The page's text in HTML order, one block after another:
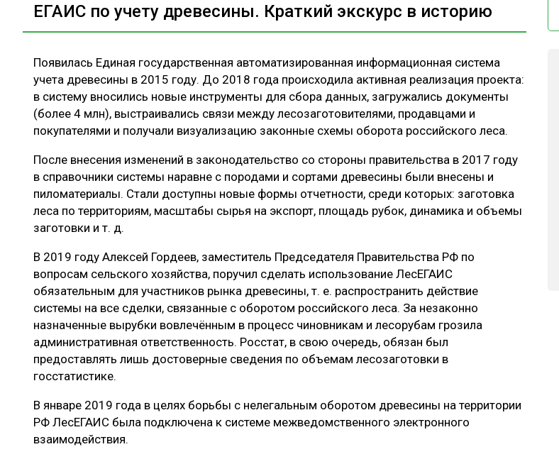
ЕГАИС по учету древесины. Краткий экскурс в историю
Появилась Единая государственная автоматизированная информационная система
учета древесины в 2015 году. До 2018 года происходила активная реализация проекта:
в систему вносились новые инструменты для сбора данных, загружались документы
(более 4 млн), выстраивались связи между лесозаготовителями, продавцами и
покупателями и получали визуализацию законные схемы оборота российского леса.
После внесения изменений в законодательство со стороны правительства в 2017 году
в справочники системы наравне с породами и сортами древесины были внесены и
пиломатериалы. Стали доступны новые формы отчетности, среди которых: заготовка
леса по территориям, масштабы сырья на экспорт, площадь рубок, динамика и объемы
заготовки и т. д.
В 2019 году Алексей Гордеев, заместитель Председателя Правительства РФ по
вопросам сельского хозяйства, поручил сделать использование ЛесЕГАИС
обязательным для участников рынка древесины, т. е. распространить действие
системы на все сделки, связанные с оборотом российского леса. За незаконно
назначенные вырубки вовлечённым в процесс чиновникам и лесорубам грозила
административная ответственность. Росстат, в свою очередь, обязан был
предоставлять лишь достоверные сведения по объемам лесозаготовки в
госстатистике.
В январе 2019 года в целях борьбы с нелегальным оборотом древесины на территории
РФ ЛесЕГАИС была подключена к системе межведомственного электронного
взаимодействия.